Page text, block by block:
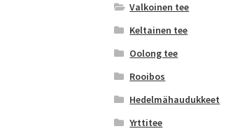
Valkoinen tee
Keltainen tee
Oolong tee
Rooibos
Hedelmähaudukkeet
Yrttitee